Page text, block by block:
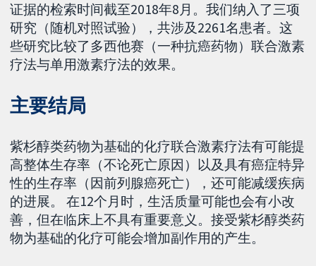
证据的检索时间截至2018年8月。我们纳入了三项
研究（随机对照试验），共涉及2261名患者。这
些研究比较了多西他赛（一种抗癌药物）联合激素
疗法与单用激素疗法的效果。
主要结局
紫杉醇类药物为基础的化疗联合激素疗法有可能提
高整体生存率（不论死亡原因）以及具有癌症特异
性的生存率（因前列腺癌死亡），还可能减缓疾病
的进展。 在12个月时，生活质量可能也会有小改
善，但在临床上不具有重要意义。接受紫杉醇类药
物为基础的化疗可能会增加副作用的产生。